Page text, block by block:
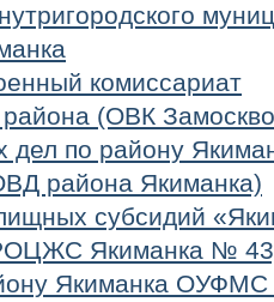
комиссариат
района (ОВК
дел по району
района Якиманка)
субсидий
Якиманка №
Якиманка ОУФМС